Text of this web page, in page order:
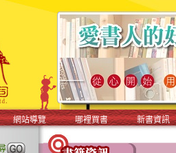
網站導覽 哪裡買書 新書資訊